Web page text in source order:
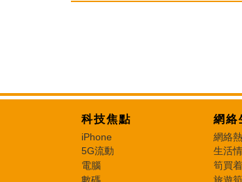
科技焦點
iPhone
5G流動
電腦
網絡
網絡
生活
筍買